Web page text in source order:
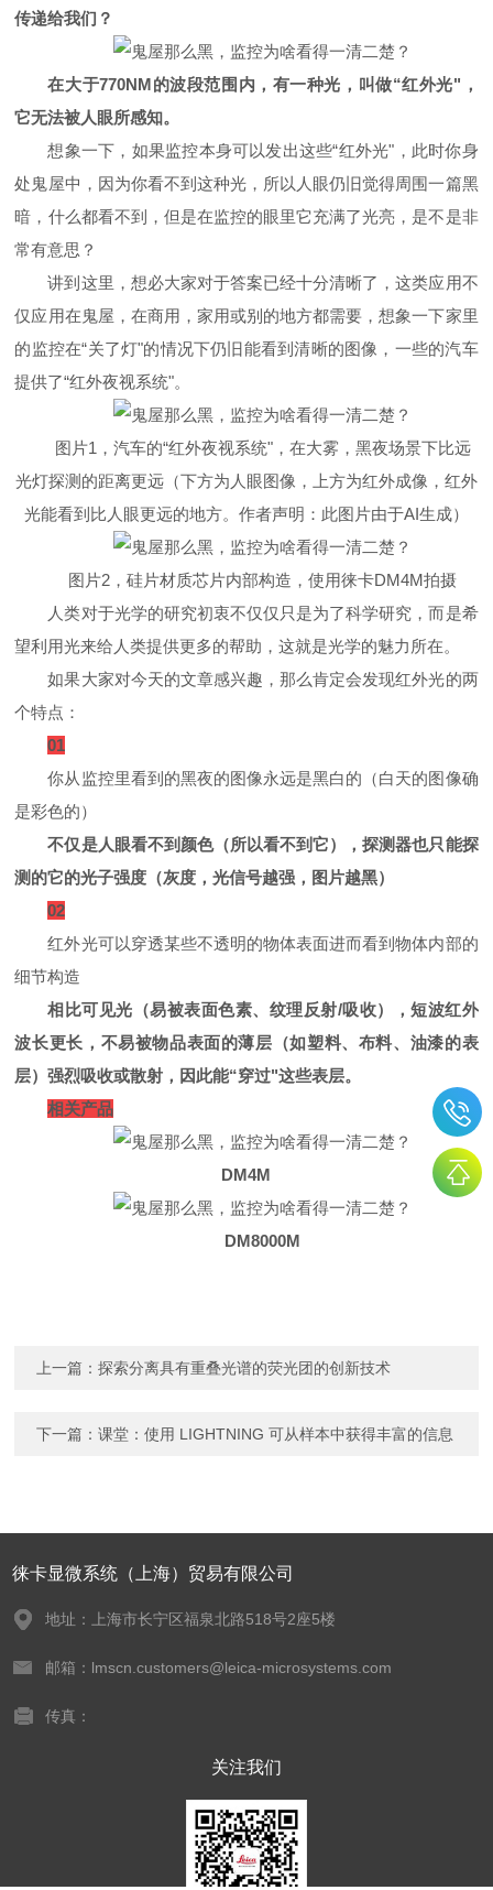
传递给我们？
在大于770NM的波段范围内，有一种光，叫做“红外光"，
它无法被人眼所感知。
想象一下，如果监控本身可以发出这些“红外光"，此时你身
处鬼屋中，因为你看不到这种光，所以人眼仍旧觉得周围一篇黑
暗，什么都看不到，但是在监控的眼里它充满了光亮，是不是非
常有意思？
讲到这里，想必大家对于答案已经十分清晰了，这类应用不
仅应用在鬼屋，在商用，家用或别的地方都需要，想象一下家里
的监控在“关了灯"的情况下仍旧能看到清晰的图像，一些的汽车
提供了“红外夜视系统"。
图片1，汽车的“红外夜视系统"，在大雾，黑夜场景下比远
光灯探测的距离更远（下方为人眼图像，上方为红外成像，红外
光能看到比人眼更远的地方。作者声明：此图片由于AI生成）
图片2，硅片材质芯片内部构造，使用徕卡DM4M拍摄
人类对于光学的研究初衷不仅仅只是为了科学研究，而是希
望利用光来给人类提供更多的帮助，这就是光学的魅力所在。
如果大家对今天的文章感兴趣，那么肯定会发现红外光的两
个特点：
01
你从监控里看到的黑夜的图像永远是黑白的（白天的图像确
是彩色的）
不仅是人眼看不到颜色（所以看不到它），探测器也只能探
测的它的光子强度（灰度，光信号越强，图片越黑）
02
红外光可以穿透某些不透明的物体表面进而看到物体内部的
细节构造
相比可见光（易被表面色素、纹理反射/吸收），短波红外
波长更长，不易被物品表面的薄层（如塑料、布料、油漆的表
层）强烈吸收或散射，因此能“穿过"这些表层。
相关产品
DM4M
DM8000M
上一篇：探索分离具有重叠光谱的荧光团的创新技术
下一篇：课堂：使用 LIGHTNING 可从样本中获得丰富的信息
徕卡显微系统（上海）贸易有限公司
地址：上海市长宁区福泉北路518号2座5楼
邮箱：lmscn.customers@leica-microsystems.com
传真：
关注我们